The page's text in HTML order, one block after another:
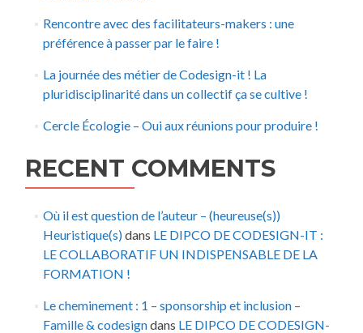
Rencontre avec des facilitateurs-makers : une
préférence à passer par le faire !
La journée des métier de Codesign-it ! La
pluridisciplinarité dans un collectif ça se cultive !
Cercle Écologie – Oui aux réunions pour produire !
RECENT COMMENTS
Où il est question de l’auteur – (heureuse(s))
Heuristique(s)dans LE DIPCO DE CODESIGN-IT :
LE COLLABORATIF UN INDISPENSABLE DE LA
FORMATION !
Le cheminement : 1 – sponsorship et inclusion –
Famille & codesigndans LE DIPCO DE CODESIGN-